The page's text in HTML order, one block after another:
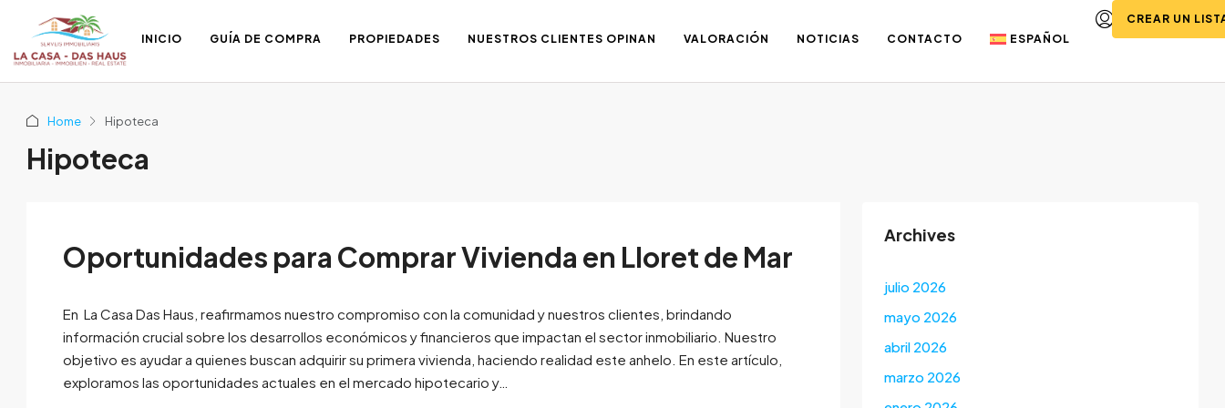
INICIO GUÍA DE COMPRA PROPIEDADES NUESTROS CLIENTES OPINAN VALORACIÓN NOTICIAS CONTACTO ESPAÑOL
CREAR UN
Home Hipoteca
Hipoteca
Oportunidades para Comprar Vivienda en Lloret de Mar
En La Casa Das Haus, reafirmamos nuestro compromiso con la comunidad y nuestros clientes, brindando
información crucial sobre los desarrollos económicos y financieros que impactan el sector inmobiliario. Nuestro
objetivo es ayudar a quienes buscan adquirir su primera vivienda, haciendo realidad este anhelo. En este artículo,
exploramos las oportunidades actuales en el mercado hipotecario y…
Archives
julio 2026
mayo 2026
abril 2026
marzo 2026